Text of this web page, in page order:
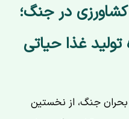
در جنگ؛
غذا حیاتی
جنگ، از نخستین